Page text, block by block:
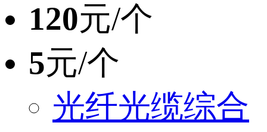
120元/个
5元/个
光纤光缆综合